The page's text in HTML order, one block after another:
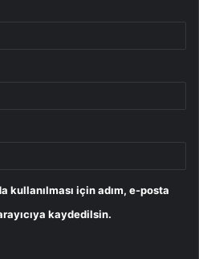
kullanılması için adım, e-posta
kaydedilsin.